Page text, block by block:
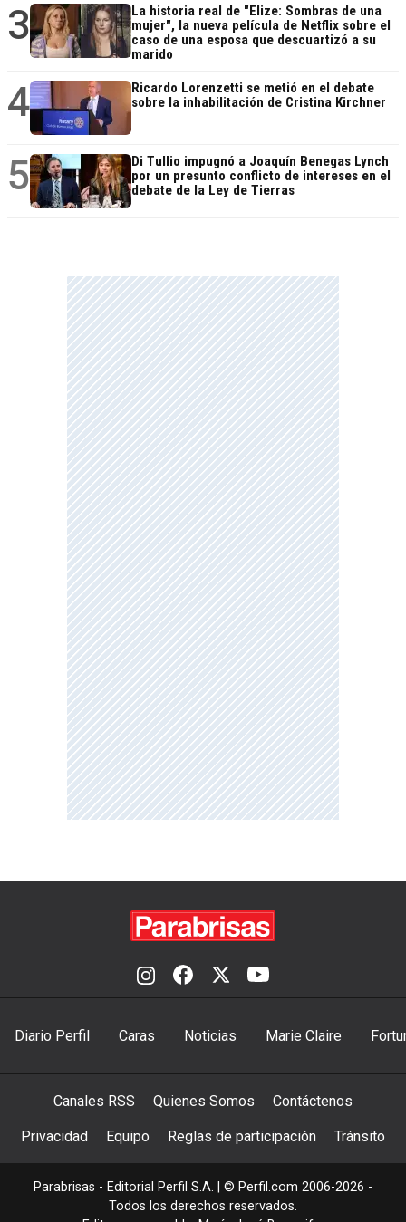
3
La historia real de "Elize: Sombras de una
mujer", la nueva película de Netflix sobre el
caso de una esposa que descuartizó a su
marido
4
Ricardo Lorenzetti se metió en el debate
sobre la inhabilitación de Cristina Kirchner
5
Di Tullio impugnó a Joaquín Benegas Lynch
por un presunto conflicto de intereses en el
debate de la Ley de Tierras
Diario Perfil Caras Noticias Marie Claire
Canales RSS Quienes Somos Contáctenos
Privacidad Equipo Reglas de participación Tránsito
Parabrisas - Editorial Perfil S.A. | © Perfil.com 2006-2026 -
Todos los derechos reservados.